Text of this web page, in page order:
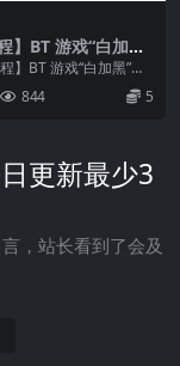
】BT 游戏“白加黑”
检方法（3 分钟判
）
】BT 游戏“白加黑”挖
法（3 分钟判断是否
844 5
更新最少3
，站长看到了会及